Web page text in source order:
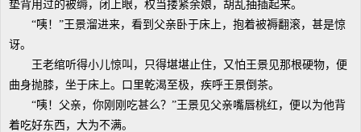
垫背用过的被缛，闭上眼，权当搂紧余娘，胡乱抽插起来。
“咦！”王景溜进来，看到父亲卧于床上，抱着被褥翻滚，甚是惊
讶。
王老绾听得小儿惊叫，只得堪堪止住，又怕王景见那根硬物，便
曲身抛膝，坐于床上。口里乾渴至极，疾呼王景倒茶。
“咦！父亲，你刚刚吃甚么？”王景见父亲嘴唇桃红，便以为他背
着吃好东西，大为不满。